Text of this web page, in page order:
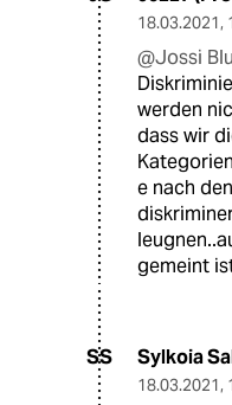
18.03.2021,
@Jossi
werden
dass wir
e nach
gemeint
SS Sylkoia
18.03.2021,